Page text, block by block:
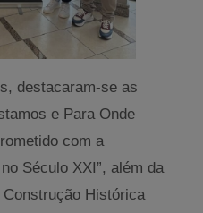
destacaram-se as
e Para Onde
com a
Século XXI”, além da
Histórica